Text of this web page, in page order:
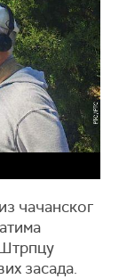
чачанског
засада.